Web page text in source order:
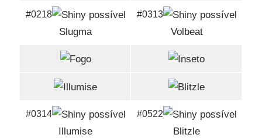
#0218
Slugma
#0313
Volbeat
#0314
Illumise
#0522
Blitzle